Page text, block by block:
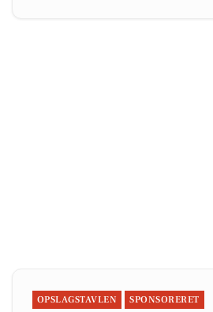
OPSLAGSTAVLEN SPONSORERET